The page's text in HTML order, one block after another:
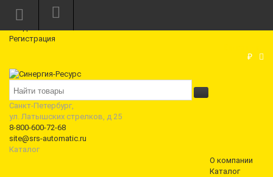
Режим работы: Пн—Пт: 10:00—18:00
Регистрация
₽
Санкт-Петербург,
ул. Латышских стрелков, д 25
8-800-600-72-68
site@srs-automatic.ru
Каталог
О компании
Каталог